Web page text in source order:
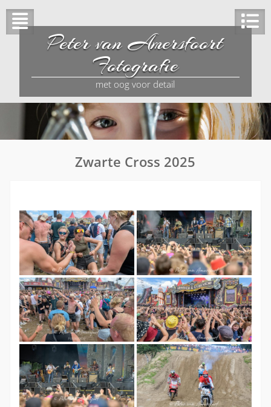
Peter van Amersfoort
Fotografie
met oog voor detail
Zwarte Cross 2025